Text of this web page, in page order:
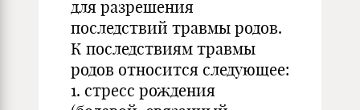
для разрешения
последствий травмы родов.
К последствиям травмы
родов относится следующее:
1. стресс рождения